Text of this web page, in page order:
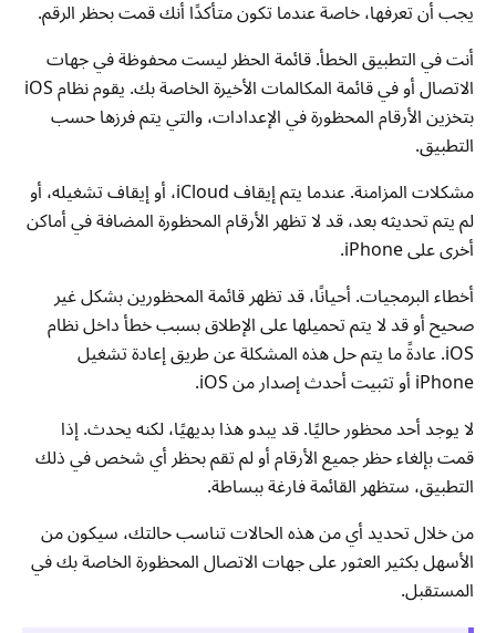
يجب أن تعرفها، خاصة عندما تكون متأكدًا أنك قمت بحظر الرقم.
أنت في التطبيق الخطأ. قائمة الحظر ليست محفوظة في جهات
الاتصال أو في قائمة المكالمات الأخيرة الخاصة بك. يقوم نظام iOS
بتخزين الأرقام المحظورة في الإعدادات، والتي يتم فرزها حسب
التطبيق.
مشكلات المزامنة. عندما يتم إيقاف iCloud، أو إيقاف تشغيله، أو
لم يتم تحديثه بعد، قد لا تظهر الأرقام المحظورة المضافة في أماكن
أخرى على iPhone.
أخطاء البرمجيات. أحيانًا، قد تظهر قائمة المحظورين بشكل غير
صحيح أو قد لا يتم تحميلها على الإطلاق بسبب خطأ داخل نظام
iOS. عادةً ما يتم حل هذه المشكلة عن طريق إعادة تشغيل
iPhone أو تثبيت أحدث إصدار من iOS.
لا يوجد أحد محظور حاليًا. قد يبدو هذا بديهيًا، لكنه يحدث. إذا
قمت بإلغاء حظر جميع الأرقام أو لم تقم بحظر أي شخص في ذلك
التطبيق، ستظهر القائمة فارغة ببساطة.
من خلال تحديد أي من هذه الحالات تناسب حالتك، سيكون من
الأسهل بكثير العثور على جهات الاتصال المحظورة الخاصة بك في
المستقبل.